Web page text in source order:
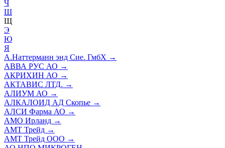
Ч
Ш
Щ
Э
Ю
Я
А.Наттерманн энд Сие. ГмбХ →
АВВА РУС АО →
АКРИХИН АО →
АКТАВИС ЛТД. →
АЛИУМ АО →
АЛКАЛОИД АД Скопье →
АЛСИ Фарма АО →
АМО Ирланд →
АМТ Трейд →
АМТ Трейд ООО →